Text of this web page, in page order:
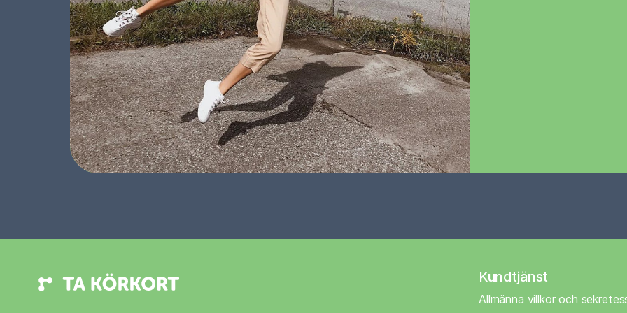
Kundtjänst
Allmänna villkor och